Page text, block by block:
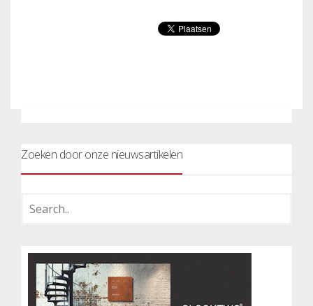
Zoeken door onze nieuwsartikelen